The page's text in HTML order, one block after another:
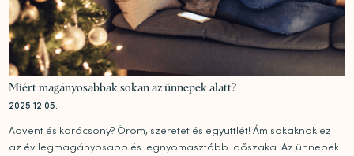
Miért magányosabbak sokan az ünnepek alatt?
2025.12.05.
Advent és karácsony? Öröm, szeretet és együttlét! Ám sokaknak ez
az év legmagányosabb és legnyomasztóbb időszaka. Az ünnepek